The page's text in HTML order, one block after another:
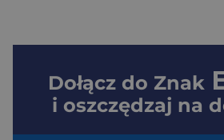
Dołącz do Znak
i oszczędzaj na